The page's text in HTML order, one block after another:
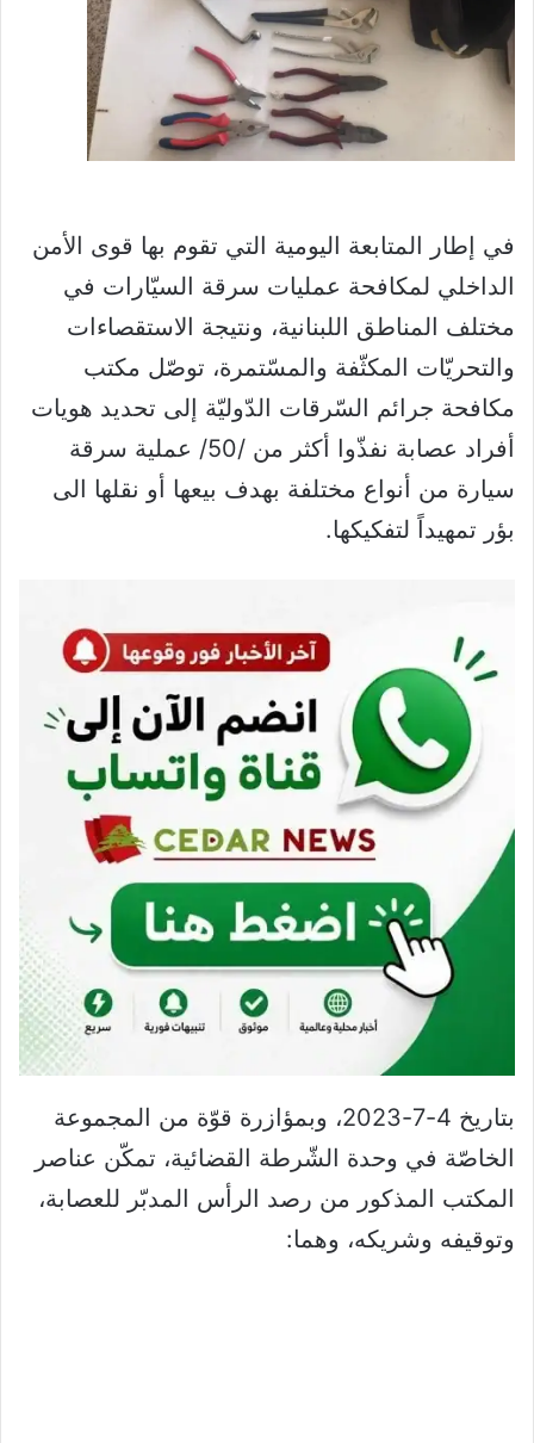
في إطار المتابعة اليومية التي تقوم بها قوى الأمن
الداخلي لمكافحة عمليات سرقة السيّارات في
مختلف المناطق اللبنانية، ونتيجة الاستقصاءات
والتحريّات المكثّفة والمسّتمرة، توصّل مكتب
مكافحة جرائم السّرقات الدّوليّة إلى تحديد هويات
أفراد عصابة نفذّوا أكثر من /50/ عملية سرقة
سيارة من أنواع مختلفة بهدف بيعها أو نقلها الى
بؤر تمهيداً لتفكيكها.
بتاريخ 4-7-2023، وبمؤازرة قوّة من المجموعة
الخاصّة في وحدة الشّرطة القضائية، تمكّن عناصر
المكتب المذكور من رصد الرأس المدبّر للعصابة،
وتوقيفه وشريكه، وهما: